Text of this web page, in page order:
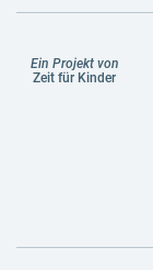
Ein Projekt von
Zeit für Kinder